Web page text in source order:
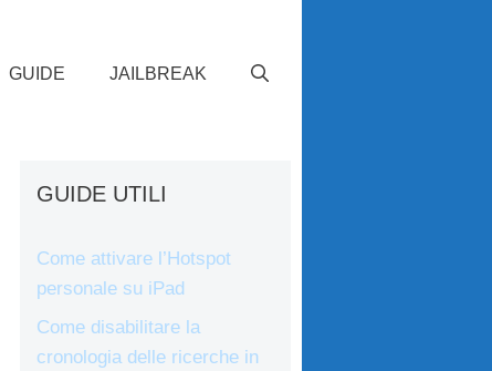
GUIDE JAILBREAK
GUIDE UTILI
Come attivare l’Hotspot
personale su iPad
Come disabilitare la
cronologia delle ricerche in